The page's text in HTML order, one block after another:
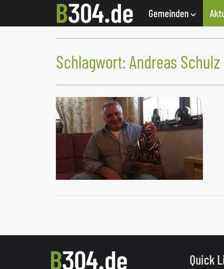
Gemeinden
Schlagwort: Andreas Schulz
Quick